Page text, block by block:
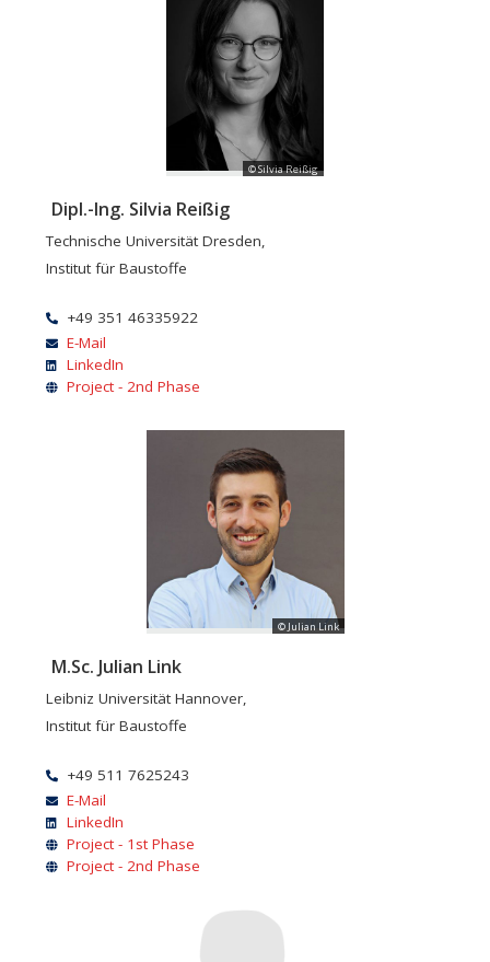
© Silvia Reißig
Dipl.-Ing. Silvia Reißig
Technische Universität Dresden,
Institut für Baustoffe
+49 351 46335922
E-Mail
LinkedIn
Project - 2nd Phase
© Julian Link
M.Sc. Julian Link
Leibniz Universität Hannover,
Institut für Baustoffe
+49 511 7625243
E-Mail
LinkedIn
Project - 1st Phase
Project - 2nd Phase